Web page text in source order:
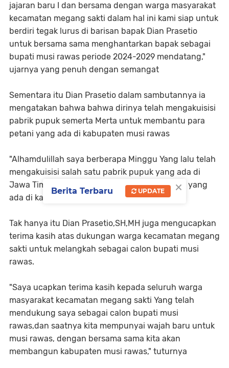
jajaran baru I dan bersama dengan warga masyarakat
kecamatan megang sakti dalam hal ini kami siap untuk
berdiri tegak lurus di barisan bapak Dian Prasetio
untuk bersama sama menghantarkan bapak sebagai
bupati musi rawas periode 2024-2029 mendatang,"
ujarnya yang penuh dengan semangat
Sementara itu Dian Prasetio dalam sambutannya ia
mengatakan bahwa bahwa dirinya telah mengakuisisi
pabrik pupuk semerta Merta untuk membantu para
petani yang ada di kabupaten musi rawas
"Alhamdulillah saya berberapa Minggu Yang lalu telah
mengakuisisi salah satu pabrik pupuk yang ada di
Jawa Timur yang akan membantu para petani yang
ada di kabupaten musi rawas," kata Dian
Tak hanya itu Dian Prasetio,SH,MH juga mengucapkan
terima kasih atas dukungan warga kecamatan megang
sakti untuk melangkah sebagai calon bupati musi
rawas.
"Saya ucapkan terima kasih kepada seluruh warga
masyarakat kecamatan megang sakti Yang telah
mendukung saya sebagai calon bupati musi
rawas,dan saatnya kita mempunyai wajah baru untuk
musi rawas, dengan bersama sama kita akan
membangun kabupaten musi rawas," tuturnya
×
Berita Terbaru UPDATE